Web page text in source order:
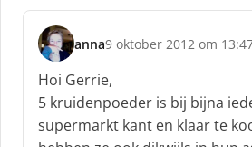
e
f
:
anna
s
c
h
r
e
9 oktober 2012 om
Hoi Gerrie,
5 kruidenpoeder is bij bijna
supermarkt kant en klaar te